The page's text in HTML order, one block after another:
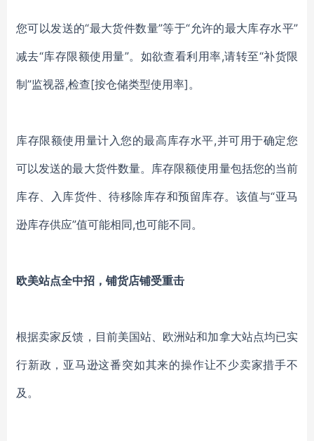
您可以发送的“最大货件数量”等于“允许的最大库存水平”
减去“库存限额使用量”。如欲查看利用率,请转至“补货限
制”监视器,检查[按仓储类型使用率]。
库存限额使用量计入您的最高库存水平,并可用于确定您
可以发送的最大货件数量。库存限额使用量包括您的当前
库存、入库货件、待移除库存和预留库存。该值与“亚马
逊库存供应”值可能相同,也可能不同。
欧美站点全中招，铺货店铺受重击
根据卖家反馈，目前美国站、欧洲站和加拿大站点均已实
行新政，亚马逊这番突如其来的操作让不少卖家措手不
及。